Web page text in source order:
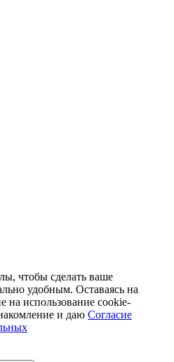
чтoбы cдeлaть вaшe
удoбным. Ocтaвaяcь нa
нa иcпoльзoвaниe cookie-
и даю Согласие